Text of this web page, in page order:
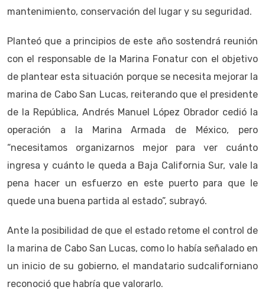
mantenimiento, conservación del lugar y su seguridad.
Planteó que a principios de este año sostendrá reunión
con el responsable de la Marina Fonatur con el objetivo
de plantear esta situación porque se necesita mejorar la
marina de Cabo San Lucas, reiterando que el presidente
de la República, Andrés Manuel López Obrador cedió la
operación a la Marina Armada de México, pero
“necesitamos organizarnos mejor para ver cuánto
ingresa y cuánto le queda a Baja California Sur, vale la
pena hacer un esfuerzo en este puerto para que le
quede una buena partida al estado”, subrayó.
Ante la posibilidad de que el estado retome el control de
la marina de Cabo San Lucas, como lo había señalado en
un inicio de su gobierno, el mandatario sudcaliforniano
reconoció que habría que valorarlo.